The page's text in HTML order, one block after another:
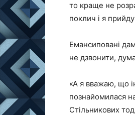
то краще не
поклич і я
Емансиповані
не дзвонити,
«А я вважаю, що
познайомилася
Стільникових